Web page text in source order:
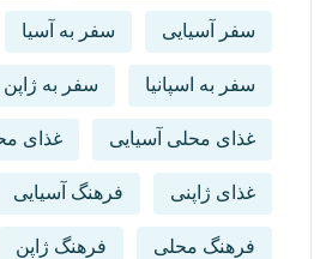
سفر آسیایی سفر به آسیا
سفر به اسپانیا سفر به ژاپن
غذای محلی آسیایی غذای
غذای ژاپنی فرهنگ آسیایی
فرهنگ محلی فرهنگ ژاپن